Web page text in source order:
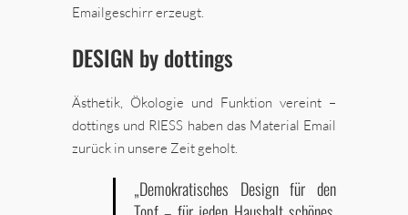
Emailgeschirr erzeugt.
DESIGN by dottings
Ästhetik, Ökologie und Funktion vereint –
dottings und RIESS haben das Material Email
zurück in unsere Zeit geholt.
„Demokratisches Design für den